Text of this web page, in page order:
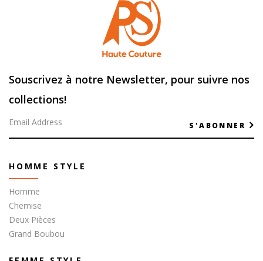
Souscrivez à notre Newsletter, pour suivre nos
collections!
S'ABONNER
HOMME STYLE
Homme
Chemise
Deux Pièces
Grand Boubou